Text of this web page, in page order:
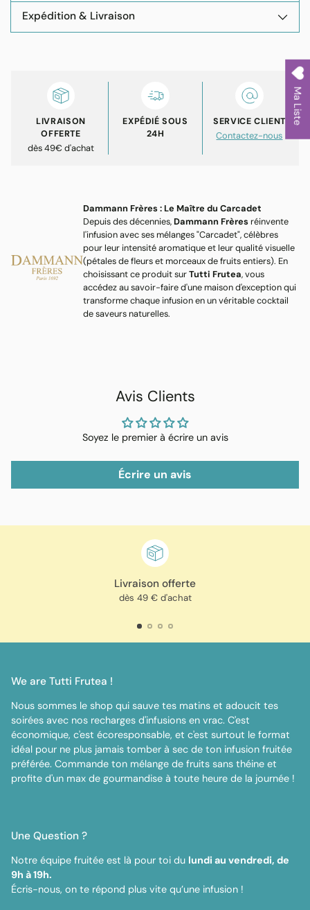
Expédition & Livraison
panierLIVRAISON
OFFERTE
dès 49€ d'achat
EXPÉDIÉ SOUS
24H
SERVICE CLIENT
Contactez-nous
Dammann Frères : Le Maître du Carcadet
Depuis des décennies,Dammann Frèresréinvente
l'infusion avec ses mélanges "Carcadet", célèbres
pour leur intensité aromatique et leur qualité visuelle
(pétales de fleurs et morceaux de fruits entiers). En
choisissant ce produit surTutti Frutea, vous
accédez au savoir-faire d'une maison d'exception qui
transforme chaque infusion en un véritable cocktail
de saveurs naturelles.
Avis Clients
Soyez le premier à écrire un avis
Écrire un avis
Livraison offerte
dès 49 € d'achat
We are Tutti Frutea !
Nous sommes le shop qui sauve tes matins et adoucit tes
soirées avec nos recharges d'infusions en vrac. C'est
économique, c'est écoresponsable, et c'est surtout le format
idéal pour ne plus jamais tomber à sec de ton infusion fruitée
préférée. Commande ton mélange de fruits sans théine et
profite d'un max de gourmandise à toute heure de la journée !
Une Question ?
Notre équipe fruitée est là pour toi du lundi au vendredi, de
9h à 19h.
Écris-nous, on te répond plus vite qu’une infusion !
Ma Liste